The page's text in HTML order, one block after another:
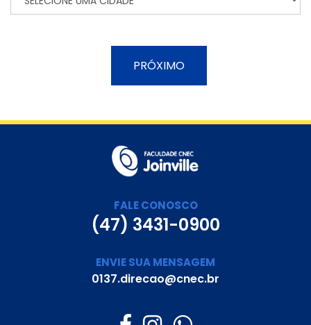
PRÓXIMO
FALE CONOSCO
(47) 3431-0900
ENVIE SUA MENSAGEM
0137.direcao@cnec.br